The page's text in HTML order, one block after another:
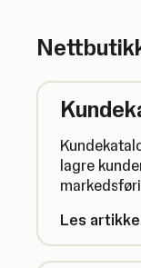
lagre
Les artikkel